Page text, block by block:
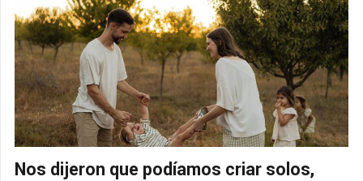
Nos dijeron que podíamos criar solos,